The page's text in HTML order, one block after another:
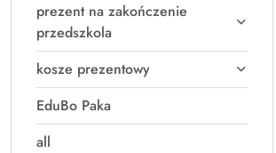
prezent na zakończenie
przedszkola
kosze prezentowy
EduBo Paka
all